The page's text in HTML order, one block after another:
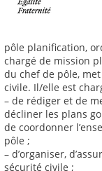
pôle planification,
chargé de mission
du chef de pôle,
civile. Il/elle est
– de rédiger et de
décliner les plans
de coordonner
pôle ;
– d’organiser,
sécurité civile ;